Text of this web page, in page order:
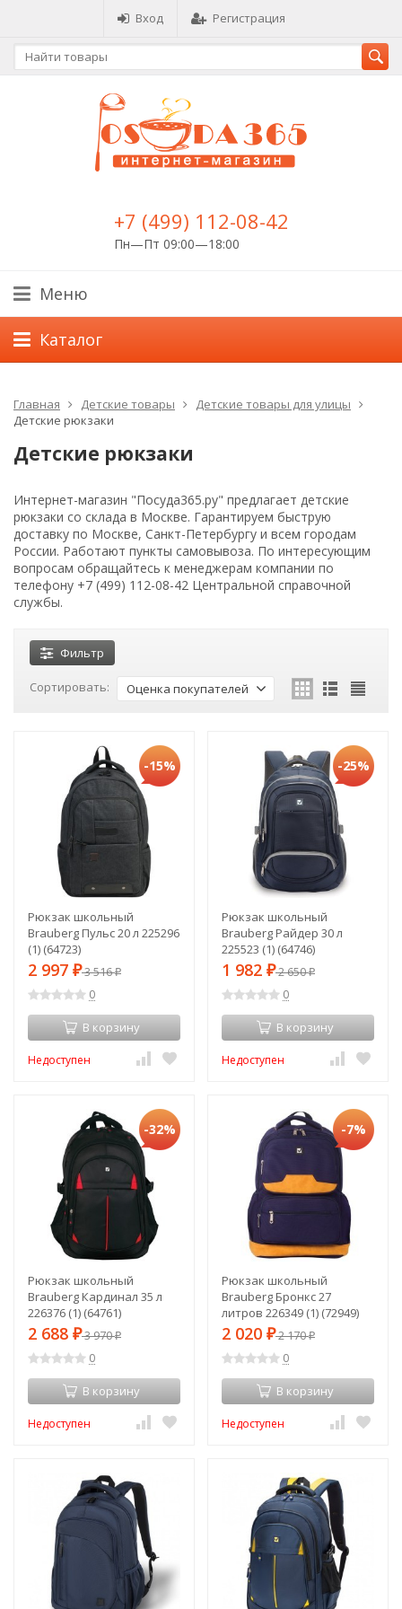
Вход Регистрация
+7 (499) 112-08-42
Пн—Пт 09:00—18:00
Меню
Каталог
Главная Детские товары
Детские товары для улицы
Детские рюкзаки
Детские рюкзаки
Интернет-магазин "Посуда365.ру" предлагает детские
рюкзаки со склада в Москве. Гарантируем быструю
доставку по Москве, Санкт-Петербургу и всем городам
России. Работают пункты самовывоза. По интересующим
вопросам обращайтесь к менеджерам компании по
телефону +7 (499) 112-08-42 Центральной справочной
службы.
Фильтр
Сортировать: Оценка покупателей
-15%
Рюкзак школьный
Brauberg Пульс 20 л 225296
(1) (64723)
2 997 ₽3 516₽
0
В корзину
Недоступен
-25%
Рюкзак школьный
Brauberg Райдер 30 л
225523 (1) (64746)
1 982 ₽2 650₽
0
В корзину
Недоступен
-32%
Рюкзак школьный
Brauberg Кардинал 35 л
226376 (1) (64761)
2 688 ₽3 970₽
0
В корзину
Недоступен
-7%
Рюкзак школьный
Brauberg Бронкс 27
литров 226349 (1) (72949)
2 020 ₽2 170₽
0
В корзину
Недоступен